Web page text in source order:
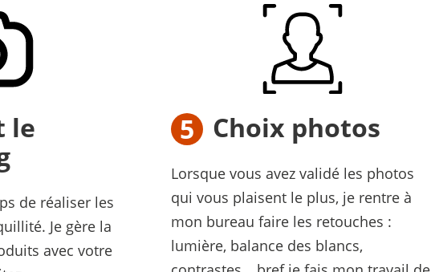
le
de réaliser les
Je gère la
avec votre
Choix photos
Lorsque vous avez validé les photos
qui vous plaisent le plus, je rentre à
mon bureau faire les retouches :
lumière, balance des blancs,